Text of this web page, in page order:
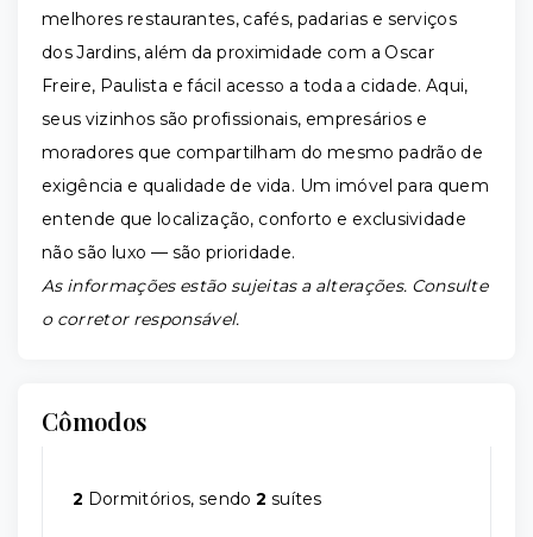
melhores restaurantes, cafés, padarias e serviços
dos Jardins, além da proximidade com a Oscar
Freire, Paulista e fácil acesso a toda a cidade. Aqui,
seus vizinhos são profissionais, empresários e
moradores que compartilham do mesmo padrão de
exigência e qualidade de vida. Um imóvel para quem
entende que localização, conforto e exclusividade
não são luxo — são prioridade.
As informações estão sujeitas a alterações. Consulte
o corretor responsável.
Cômodos
2 Dormitórios, sendo2 suítes